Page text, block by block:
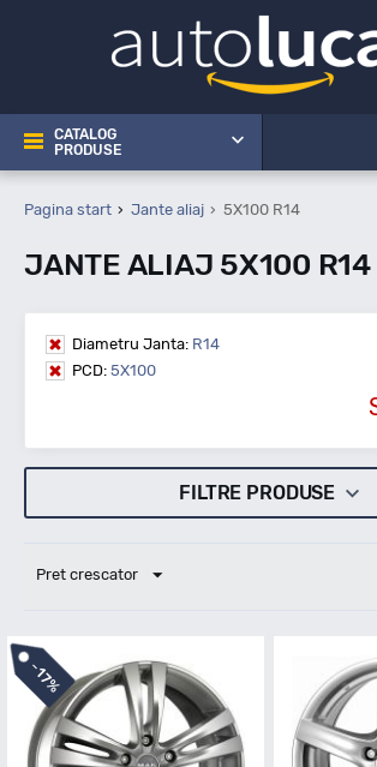
CATALOG
PRODUSE
Pagina start Jante aliaj 5X100 R14
JANTE ALIAJ 5X100 R14
Diametru Janta: R14
PCD: 5X100
FILTRE PRODUSE
Pret crescator
-17%